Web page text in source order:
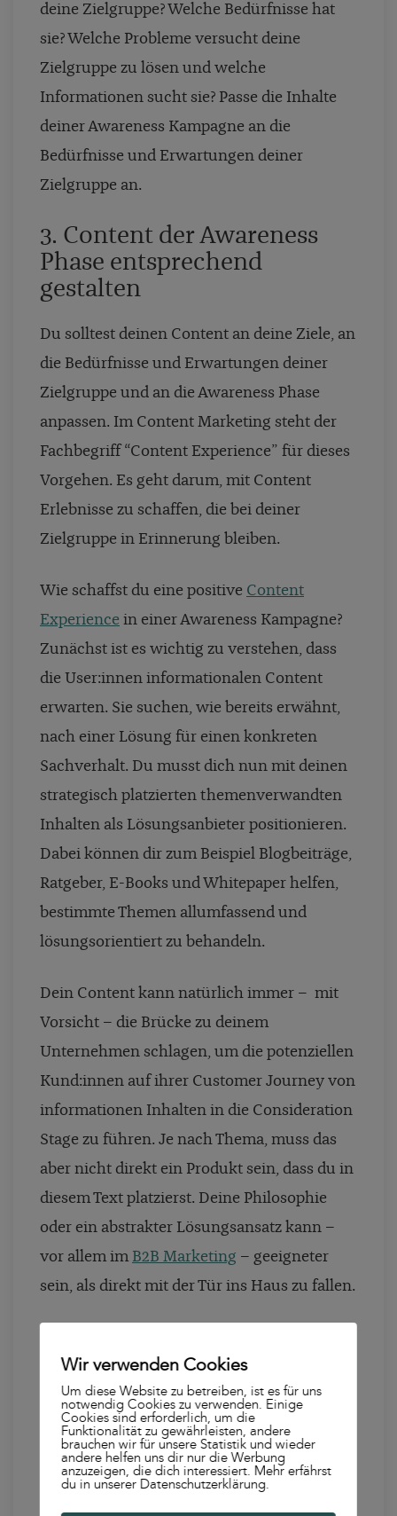
deine Zielgruppe? Welche Bedürfnisse hat
sie? Welche Probleme versucht deine
Zielgruppe zu lösen und welche
Informationen sucht sie? Passe die Inhalte
deiner Awareness Kampagne an die
Bedürfnisse und Erwartungen deiner
Zielgruppe an.
3. Content der Awareness
Phase entsprechend
gestalten
Du solltest deinen Content an deine Ziele, an
die Bedürfnisse und Erwartungen deiner
Zielgruppe und an die Awareness Phase
anpassen. Im Content Marketing steht der
Fachbegriff “Content Experience” für dieses
Vorgehen. Es geht darum, mit Content
Erlebnisse zu schaffen, die bei deiner
Zielgruppe in Erinnerung bleiben.
Wie schaffst du eine positive Content
Experience in einer Awareness Kampagne?
Zunächst ist es wichtig zu verstehen, dass
die User:innen informationalen Content
erwarten. Sie suchen, wie bereits erwähnt,
nach einer Lösung für einen konkreten
Sachverhalt. Du musst dich nun mit deinen
strategisch platzierten themenverwandten
Inhalten als Lösungsanbieter positionieren.
Dabei können dir zum Beispiel Blogbeiträge,
Ratgeber, E-Books und Whitepaper helfen,
bestimmte Themen allumfassend und
lösungsorientiert zu behandeln.
Dein Content kann natürlich immer – mit
Vorsicht – die Brücke zu deinem
Unternehmen schlagen, um die potenziellen
Kund:innen auf ihrer Customer Journey von
informationen Inhalten in die Consideration
Stage zu führen. Je nach Thema, muss das
aber nicht direkt ein Produkt sein, dass du in
diesem Text platzierst. Deine Philosophie
oder ein abstrakter Lösungsansatz kann –
vor allem im B2B Marketing – geeigneter
sein, als direkt mit der Tür ins Haus zu fallen.
Tipp:
Richte deinen Content auf die
Keywords aus, die User:innen für ihre
Suchanfragen nutzen, wenn sie zu
einem bestimmten Themen, das nah an
Wir verwenden Cookies
Um diese Website zu betreiben, ist es für uns
notwendig Cookies zu verwenden. Einige
Cookies sind erforderlich, um die
Funktionalität zu gewährleisten, andere
brauchen wir für unsere Statistik und wieder
andere helfen uns dir nur die Werbung
anzuzeigen, die dich interessiert. Mehr erfährst
du in unserer Datenschutzerklärung.